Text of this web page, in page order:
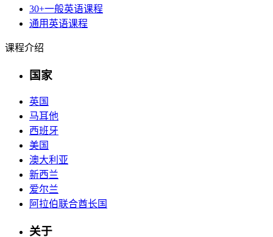
30+一般英语课程
通用英语课程
课程介绍
国家
英国
马耳他
西班牙
美国
澳大利亚
新西兰
爱尔兰
阿拉伯联合酋长国
关于